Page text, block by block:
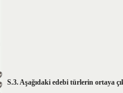
S.3. Aşağıdaki edebi türlerin ortaya